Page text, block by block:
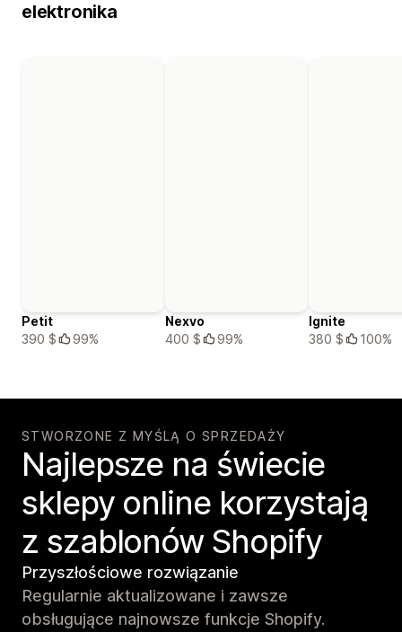
elektronika
Petit
390 $
99%
Nexvo
400 $
99%
Ignite
380 $
100%
STWORZONE Z MYŚLĄ O SPRZEDAŻY
Najlepsze na świecie
sklepy online korzystają
z szablonów Shopify
Przyszłościowe rozwiązanie
Regularnie aktualizowane i zawsze
obsługujące najnowsze funkcje Shopify.